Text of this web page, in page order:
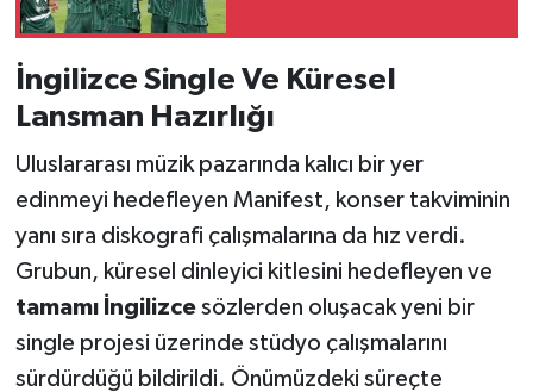
İngilizce Single Ve Küresel
Lansman Hazırlığı
Uluslararası müzik pazarında kalıcı bir yer
edinmeyi hedefleyen Manifest, konser takviminin
yanı sıra diskografi çalışmalarına da hız verdi.
Grubun, küresel dinleyici kitlesini hedefleyen ve
tamamı İngilizcesözlerden oluşacak yeni bir
single projesi üzerinde stüdyo çalışmalarını
sürdürdüğü bildirildi. Önümüzdeki süreçte